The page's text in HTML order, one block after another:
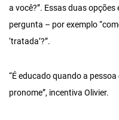
a você?”. Essas duas
pergunta – por exemplo
‘tratada’?”.
“É educado quando a
pronome”, incentiva Olivier.